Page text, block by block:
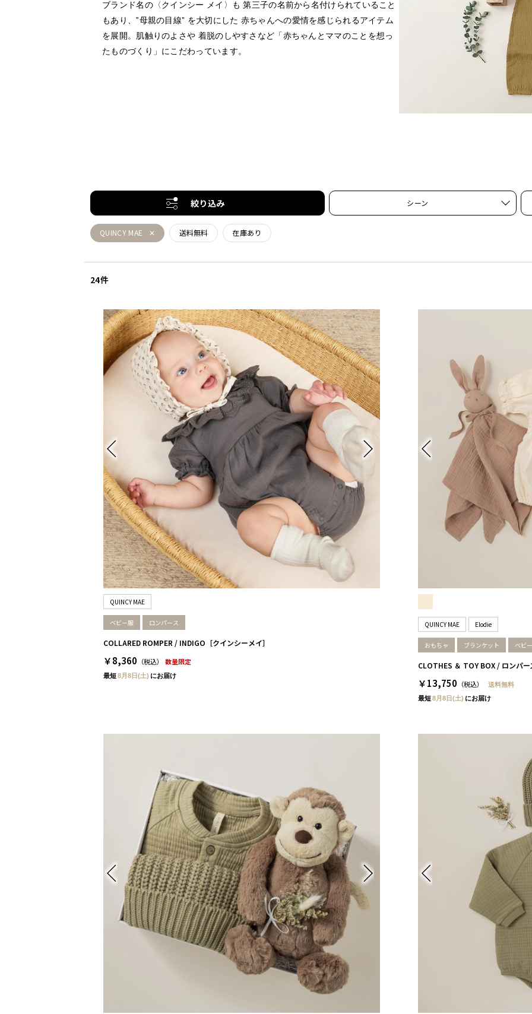
ブランド名の〈クインシー メイ〉も 第三子の名前から名付けられていること
もあり、‟母親の目線” を大切にした 赤ちゃんへの愛情を感じられるアイテム
を展開。肌触りのよさや 着脱のしやすさなど「赤ちゃんとママのことを想っ
たものづくり」にこだわっています。
絞り込み シーン
QUINCY MAE 送料無料 在庫あり
24件
QUINCY MAE
ベビー服 ロンパース
COLLARED ROMPER / INDIGO［クインシーメイ］
￥8,360 （税込） 数量限定
最短8月8日(土) にお届け
QUINCY MAE Elodie
おもちゃ ブランケット ベビ
CLOTHES ＆ TOY BOX / ロンパ
￥13,750 （税込）
送料無料
最短8月8日(土) にお届け